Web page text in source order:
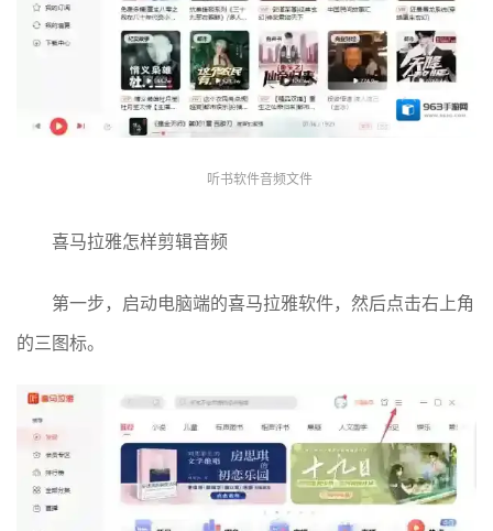
听书软件音频文件
喜马拉雅怎样剪辑音频
第一步，启动电脑端的喜马拉雅软件，然后点击右上角
的三图标。